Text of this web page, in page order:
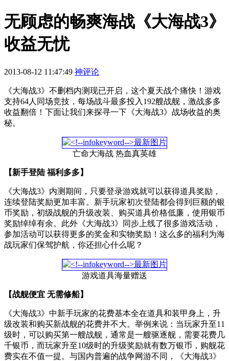
无顾虑的畅爽海战《大海战3》
收益无忧
2013-08-12 11:47:49 神评论
《大海战3》不删档内测现已开启，这个夏天战个痛快！游戏
支持64人同场竞技，每场战斗最多投入192艘战舰，激战多多
收益翻倍！下面让我们来探寻一下《大海战3》战场收益的奥
秘。
亡命大海战 热血真英雄
【新手登陆 福利多多】
《大海战3》内测期间，只要登录游戏就可以获得道具奖励，
连续登陆奖励更加丰富。新手玩家初次登陆都会得到巨额的银
币奖励，初级战舰的升级改装、购买道具价格低廉，使用银币
奖励绰绰有余。此外《大海战3》同步上线了很多游戏活动，
参加活动可以获得更多的奖金和实物奖励！这么多的福利为海
战玩家们保驾护航，你还担心什么呢？
游戏道具海量赠送
【战舰便宜 无需修船】
《大海战3》中新手玩家的花费基本全在道具和装甲身上，升
级改装和购买新战舰的花费并不大。举例来说：当玩家升至11
级时，可以购买第一艘战舰，通常是一艘驱逐舰，需要花费几
千银币，而玩家升至10级时的升级奖励就有数万银币，购舰花
费实在不值一提。与国内普遍的战争网游不同，《大海战3》